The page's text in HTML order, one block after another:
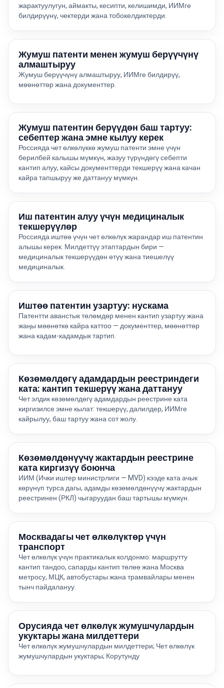
жарактуулугун, аймакты, кесипти, келишимди, ИИМге
билдирүүнү, чектерди жана тобокелдиктерди.
Жумуш патенти менен жумуш берүүчүнү
алмаштыруу
Жумуш берүүчүнү алмаштыруу, ИИМге билдирүү,
мөөнөттөр жана документтер.
Жумуш патентин берүүдөн баш тартуу:
себептер жана эмне кылуу керек
Россияда чет өлкөлүккө жумуш патенти эмне үчүн
берилбей калышы мүмкүн, жазуу түрүндөгү себепти
кантип алуу, кайсы документтерди текшерүү жана качан
кайра тапшыруу же даттануу мүмкүн.
Иш патентин алуу үчүн медициналык
текшерүүлөр
Россияда иштөө үчүн чет өлкөлүк жарандар иш патентин
алышы керек. Милдеттүү этаптардын бири —
медициналык текшерүүдөн өтүү жана тиешелүү
медициналык.
Иштөө патентин узартуу: нускама
Патентти аванстык төлөмдөр менен кантип узартуу жана
жаңы мөөнөткө кайра каттоо — документтер, мөөнөттөр
жана кадам-кадамдык тартип.
Көзөмөлдөгү адамдардын реестриндеги
ката: кантип текшерүү жана даттануу
Чет элдик көзөмөлдөгү адамдардын реестрине ката
киргизилсе эмне кылат: текшерүү, далилдер, ИИМге
кайрылуу, баш тартуу жана сот жолу.
Көзөмөлдөнүүчү жактардын реестрине
ката киргизүү боюнча
ИИМ (Ички иштер министрлиги — MVD) кээде ката ачык
көрүнүп турса дагы, адамды көзөмөлдөнүүчү жактардын
реестринен (РКЛ) чыгаруудан баш тартышы мүмкүн.
Москвадагы чет өлкөлүктөр үчүн
транспорт
Чет өлкөлүк үчүн практикалык колдонмо: маршрутту
кантип тандоо, сапарды кантип төлөө жана Москва
метросу, МЦК, автобустары жана трамвайлары менен
тынч пайдалануу.
Орусияда чет өлкөлүк жумушчулардын
укуктары жана милдеттери
Чет өлкөлүк жумушчулардын милдеттери; Чет өлкөлүк
жумушчулардын укуктары; Корутунду